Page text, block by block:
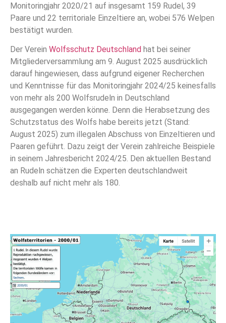
Monitoringjahr 2020/21 auf insgesamt 159 Rudel, 39
Paare und 22 territoriale Einzeltiere an, wobei 576 Welpen
bestätigt wurden.
Der Verein Wolfsschutz Deutschland hat bei seiner
Mitgliederversammlung am 9. August 2025 ausdrücklich
darauf hingewiesen, dass aufgrund eigener Recherchen
und Kenntnisse für das Monitoringjahr 2024/25 keinesfalls
von mehr als 200 Wolfsrudeln in Deutschland
ausgegangen werden könne. Denn die Herabsetzung des
Schutzstatus des Wolfs habe bereits jetzt (Stand:
August 2025) zum illegalen Abschuss von Einzeltieren und
Paaren geführt. Dazu zeigt der Verein zahlreiche Beispiele
in seinem Jahresbericht 2024/25. Den aktuellen Bestand
an Rudeln schätzen die Experten deutschlandweit
deshalb auf nicht mehr als 180.